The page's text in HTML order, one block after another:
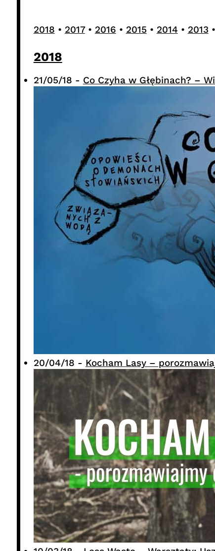
2018 • 2017• 2016 • 2015 • 2014 • 2013 •
2018
21/05/18 - Co Czyha w Głębinach? –
20/04/18 - Kocham Lasy –